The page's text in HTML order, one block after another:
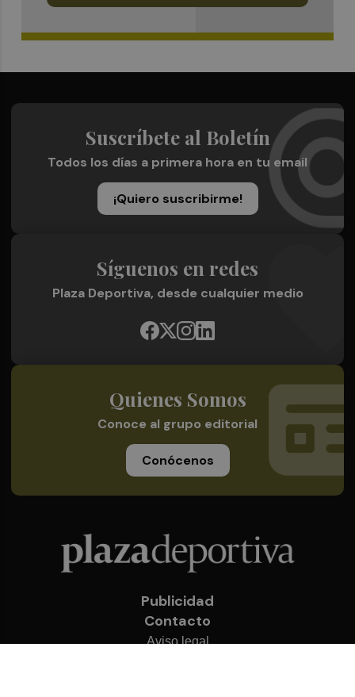
Suscríbete al Boletín
Todos los días a primera hora en tu email
¡Quiero suscribirme!
Síguenos en redes
Plaza Deportiva, desde cualquier medio
Quienes Somos
Conoce al grupo editorial
Conócenos
Publicidad
Contacto
Aviso legal